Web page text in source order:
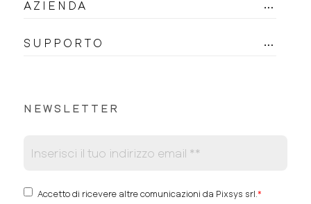
AZIENDA
SUPPORTO
NEWSLETTER
Accetto di ricevere altre comunicazioni da Pixsys srl. *